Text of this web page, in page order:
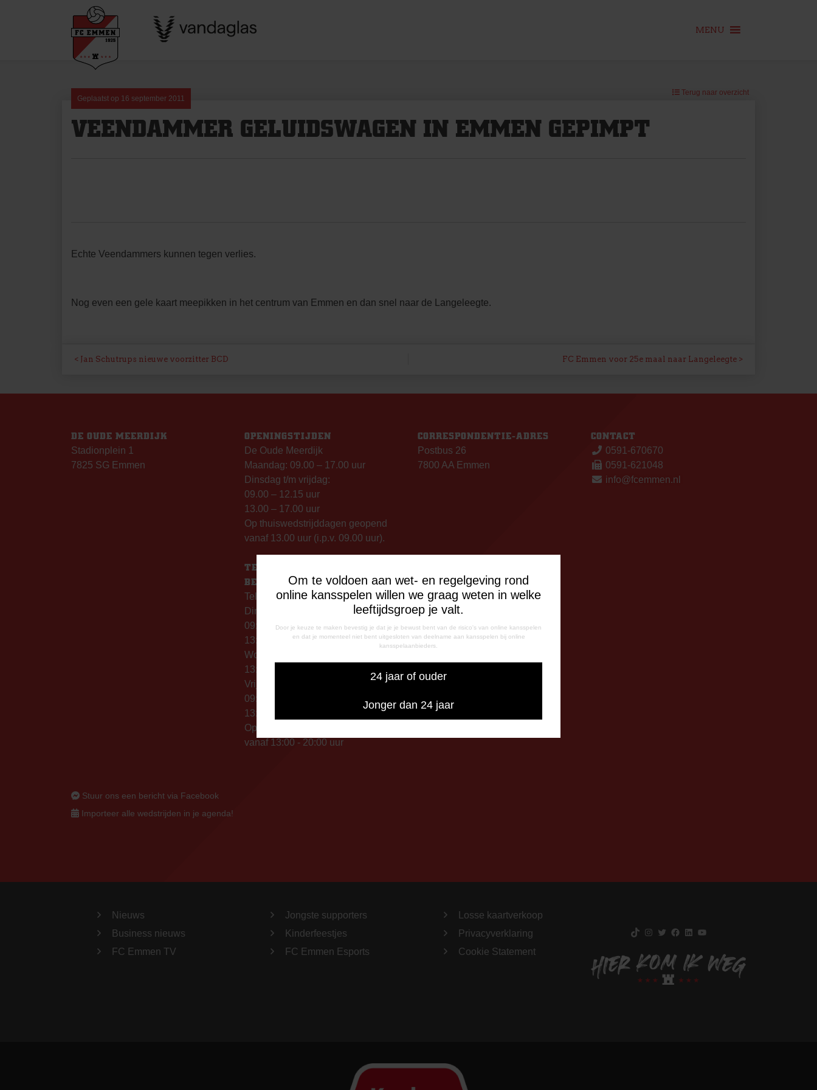
Om te voldoen aan wet- en regelgeving rond
online kansspelen willen we graag weten in welke
leeftijdsgroep je valt.
Door je keuze te maken bevestig je dat je je bewust bent van de risico's van online kansspelen
en dat je momenteel niet bent uitgesloten van deelname aan kansspelen bij online
kansspelaanbieders.
24 jaar of ouder
Jonger dan 24 jaar
MENU
Geplaatst op 16 september 2011
Terug naar overzicht
VEENDAMMER GELUIDSWAGEN IN EMMEN GEPIMPT
Echte Veendammers kunnen tegen verlies.
Nog even een gele kaart meepikken in het centrum van Emmen en dan snel naar de Langeleegte.
BERICHT
NAVIGATIE
Jan Schutrups nieuwe voorzitter BCD FC Emmen voor 25e maal naar Langeleegte
DE OUDE MEERDIJK
Stadionplein 1
7825 SG Emmen
OPENINGSTIJDEN
De Oude Meerdijk
Maandag: 09.00 – 17.00 uur
Dinsdag t/m vrijdag:
09.00 – 12.15 uur
13.00 – 17.00 uur
Op thuiswedstrijddagen geopend
vanaf 13.00 uur (i.p.v. 09.00 uur).
TELEFONISCHE
BEREIKBAARHEID
Telefonisch bereikbaar op:
Dinsdag
09:00 - 12:15 uur
13:00 - 17:00 uur
Woensdag
13:00 - 17:00 uur
Vrijdag
09:00 - 12:15 uur
13:00 - 17:00 uur
Op thuiswedstrijddagen bereikbaar
vanaf 13:00 - 20:00 uur
CORRESPONDENTIE-ADRES
Postbus 26
7800 AA Emmen
CONTACT
0591-670670
0591-621048
info@fcemmen.nl
Stuur ons een bericht via Facebook
Importeer alle wedstrijden in je agenda!
Nieuws
Business nieuws
FC Emmen TV
Jongste supporters
Kinderfeestjes
FC Emmen Esports
Losse kaartverkoop
Privacyverklaring
Cookie Statement